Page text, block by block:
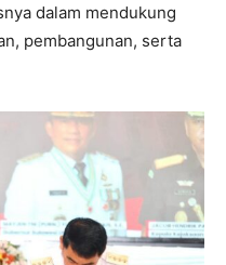
dalam mendukung
pembangunan, serta